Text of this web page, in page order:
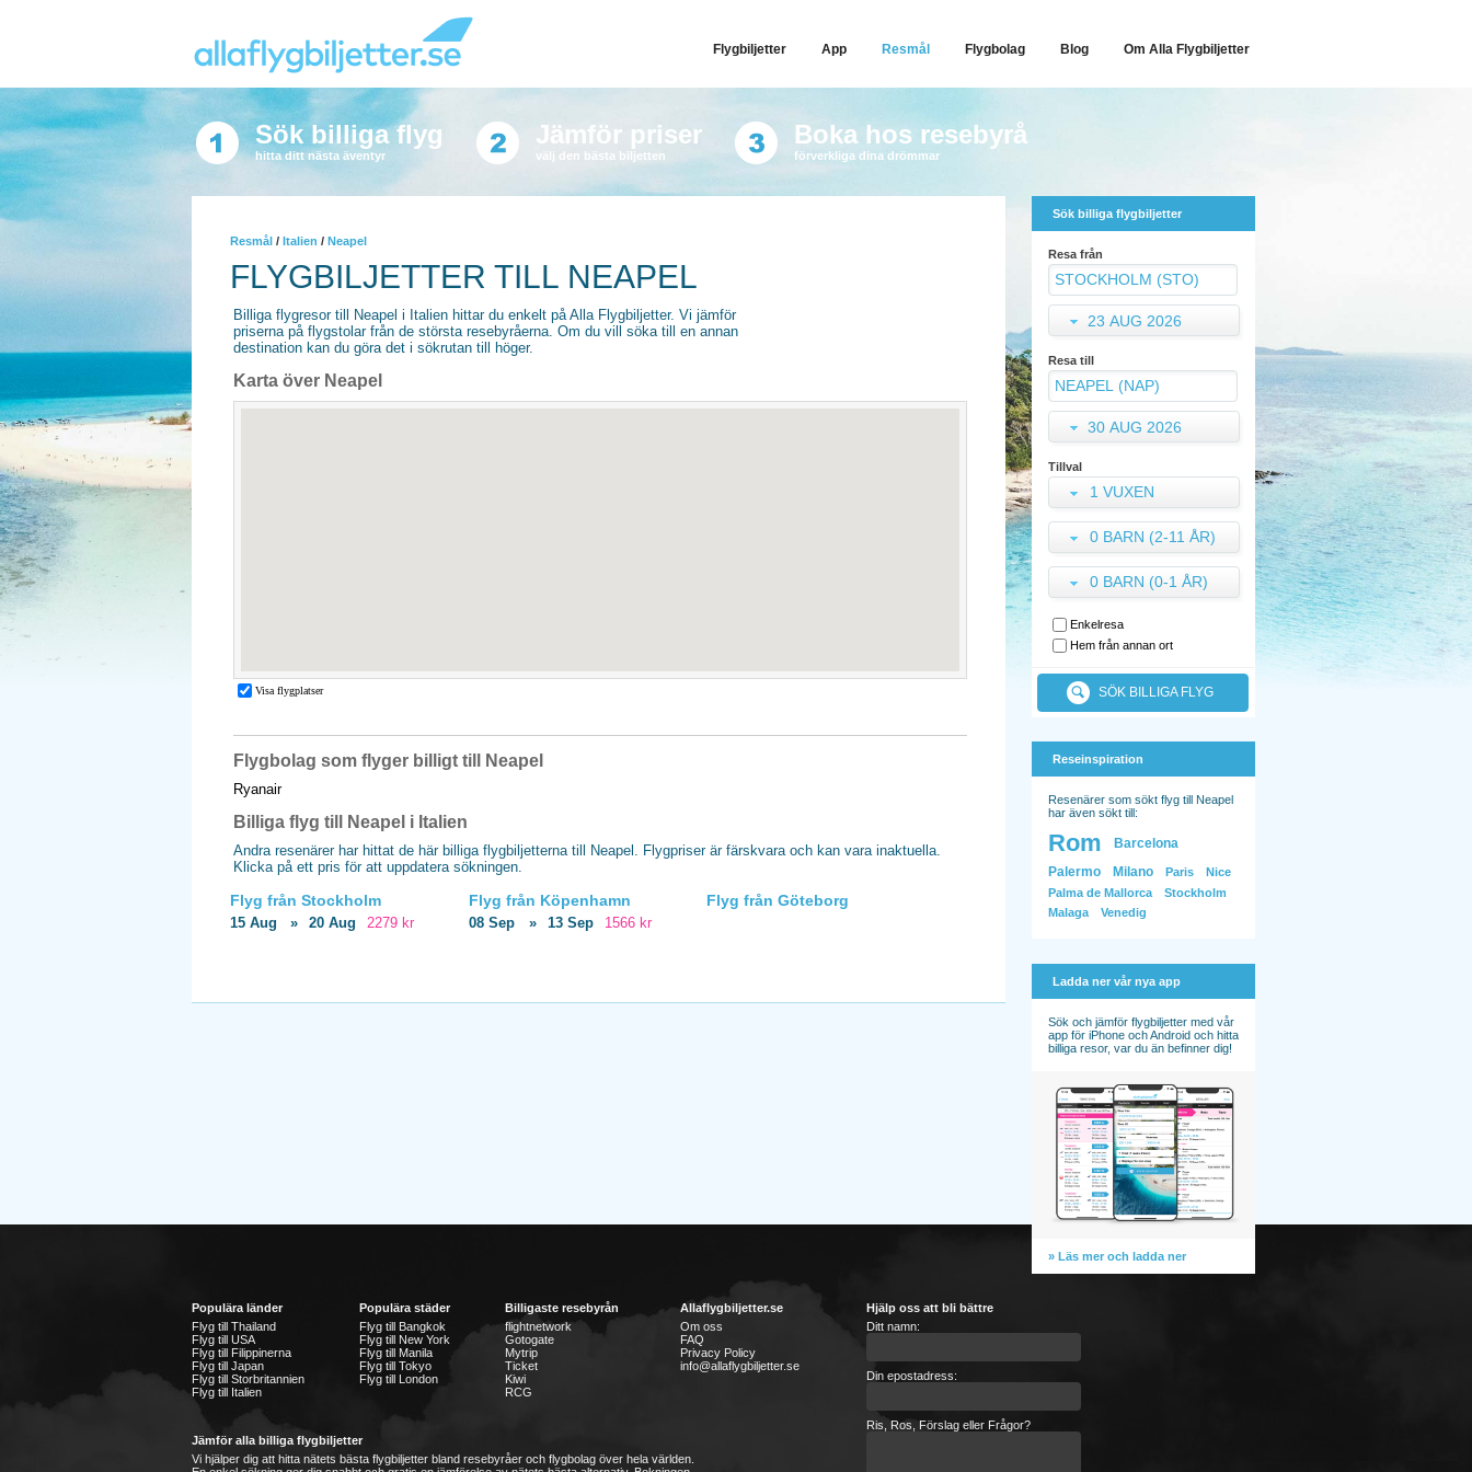
Flygbiljetter App Resmål Flygbolag Blog Om Alla Flygbiljetter
Sök billiga flyg
hitta ditt nästa äventyr
Jämför priser
välj den bästa biljetten
Boka hos resebyrå
förverkliga dina drömmar
Resmål / Italien / Neapel
FLYGBILJETTER TILL NEAPEL
Billiga flygresor till Neapel i Italien hittar du enkelt på Alla Flygbiljetter. Vi jämför
priserna på flygstolar från de största resebyråerna. Om du vill söka till en annan
destination kan du göra det i sökrutan till höger.
Karta över Neapel
Flygbolag som flyger billigt till Neapel
Ryanair
Billiga flyg till Neapel i Italien
Andra resenärer har hittat de här billiga flygbiljetterna till Neapel. Flygpriser är färskvara och kan vara inaktuella.
Klicka på ett pris för att uppdatera sökningen.
Flyg från Stockholm
15 Aug » 20 Aug 2279 kr
Flyg från Köpenhamn
08 Sep » 13 Sep 1566 kr
Flyg från Göteborg
Sök billiga flygbiljetter
Resa från
23 AUG 2026
Resa till
30 AUG 2026
Tillval
1 VUXEN
0 BARN (2-11 ÅR)
0 BARN (0-1 ÅR)
Enkelresa
Hem från annan ort
SÖK BILLIGA FLYG
Reseinspiration
Resenärer som sökt flyg till Neapel
har även sökt till:
Rom
Barcelona
Palermo
Milano Paris
Nice
Palma de Mallorca
Stockholm
Malaga
Venedig
Ladda ner vår nya app
Sök och jämför flygbiljetter med vår
app för iPhone och Android och hitta
billiga resor, var du än befinner dig!
» Läs mer och ladda ner
Populära länder
Flyg till Thailand
Flyg till USA
Flyg till Filippinerna
Flyg till Japan
Flyg till Storbritannien
Flyg till Italien
Populära städer
Flyg till Bangkok
Flyg till New York
Flyg till Manila
Flyg till Tokyo
Flyg till London
Billigaste resebyrån
flightnetwork
Gotogate
Mytrip
Ticket
Kiwi
RCG
Allaflygbiljetter.se
Om oss
FAQ
Privacy Policy
info@allaflygbiljetter.se
Jämför alla billiga flygbiljetter
Vi hjälper dig att hitta nätets bästa flygbiljetter bland resebyråer och flygbolag över hela världen.
Hjälp oss att bli bättre
Ditt namn:
Din epostadress:
Ris, Ros, Förslag eller Frågor?